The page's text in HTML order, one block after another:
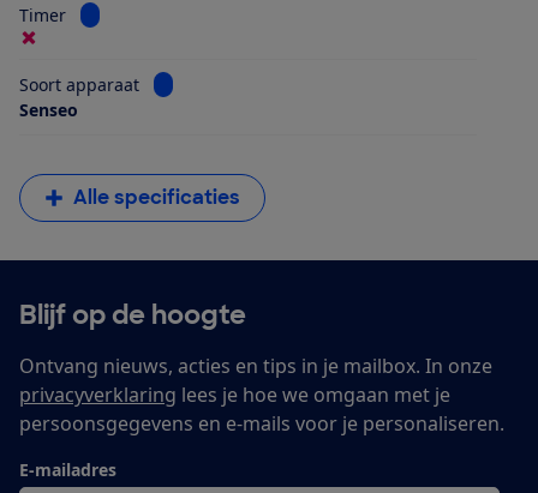
Timer Bekijk informatie voor Timer
Soort apparaat
Bekijk informatie voor Soort apparaat
Senseo
Alle specificaties
Blijf op de hoogte
Ontvang nieuws, acties en tips in je mailbox. In onze
privacyverklaring lees je hoe we omgaan met je
persoonsgegevens en e-mails voor je personaliseren.
E-mailadres